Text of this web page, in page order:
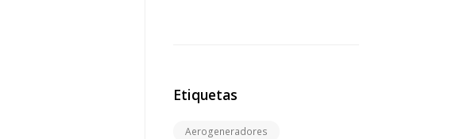
Etiquetas
Aerogeneradores